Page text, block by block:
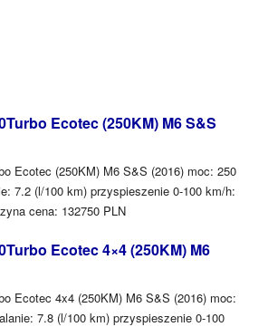
Ecotec (250KM) M6 S&S
Ecotec (250KM) M6 S&S (2016) moc: 250
7.2 (l/100 km) przyspieszenie 0-100 km/h:
cena: 132750 PLN
Ecotec 4×4 (250KM) M6
Ecotec 4x4 (250KM) M6 S&S (2016) moc:
7.8 (l/100 km) przyspieszenie 0-100